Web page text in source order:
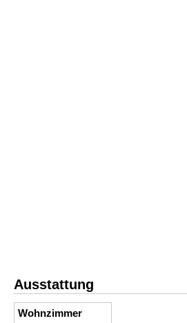
Ausstattung
Wohnzimmer